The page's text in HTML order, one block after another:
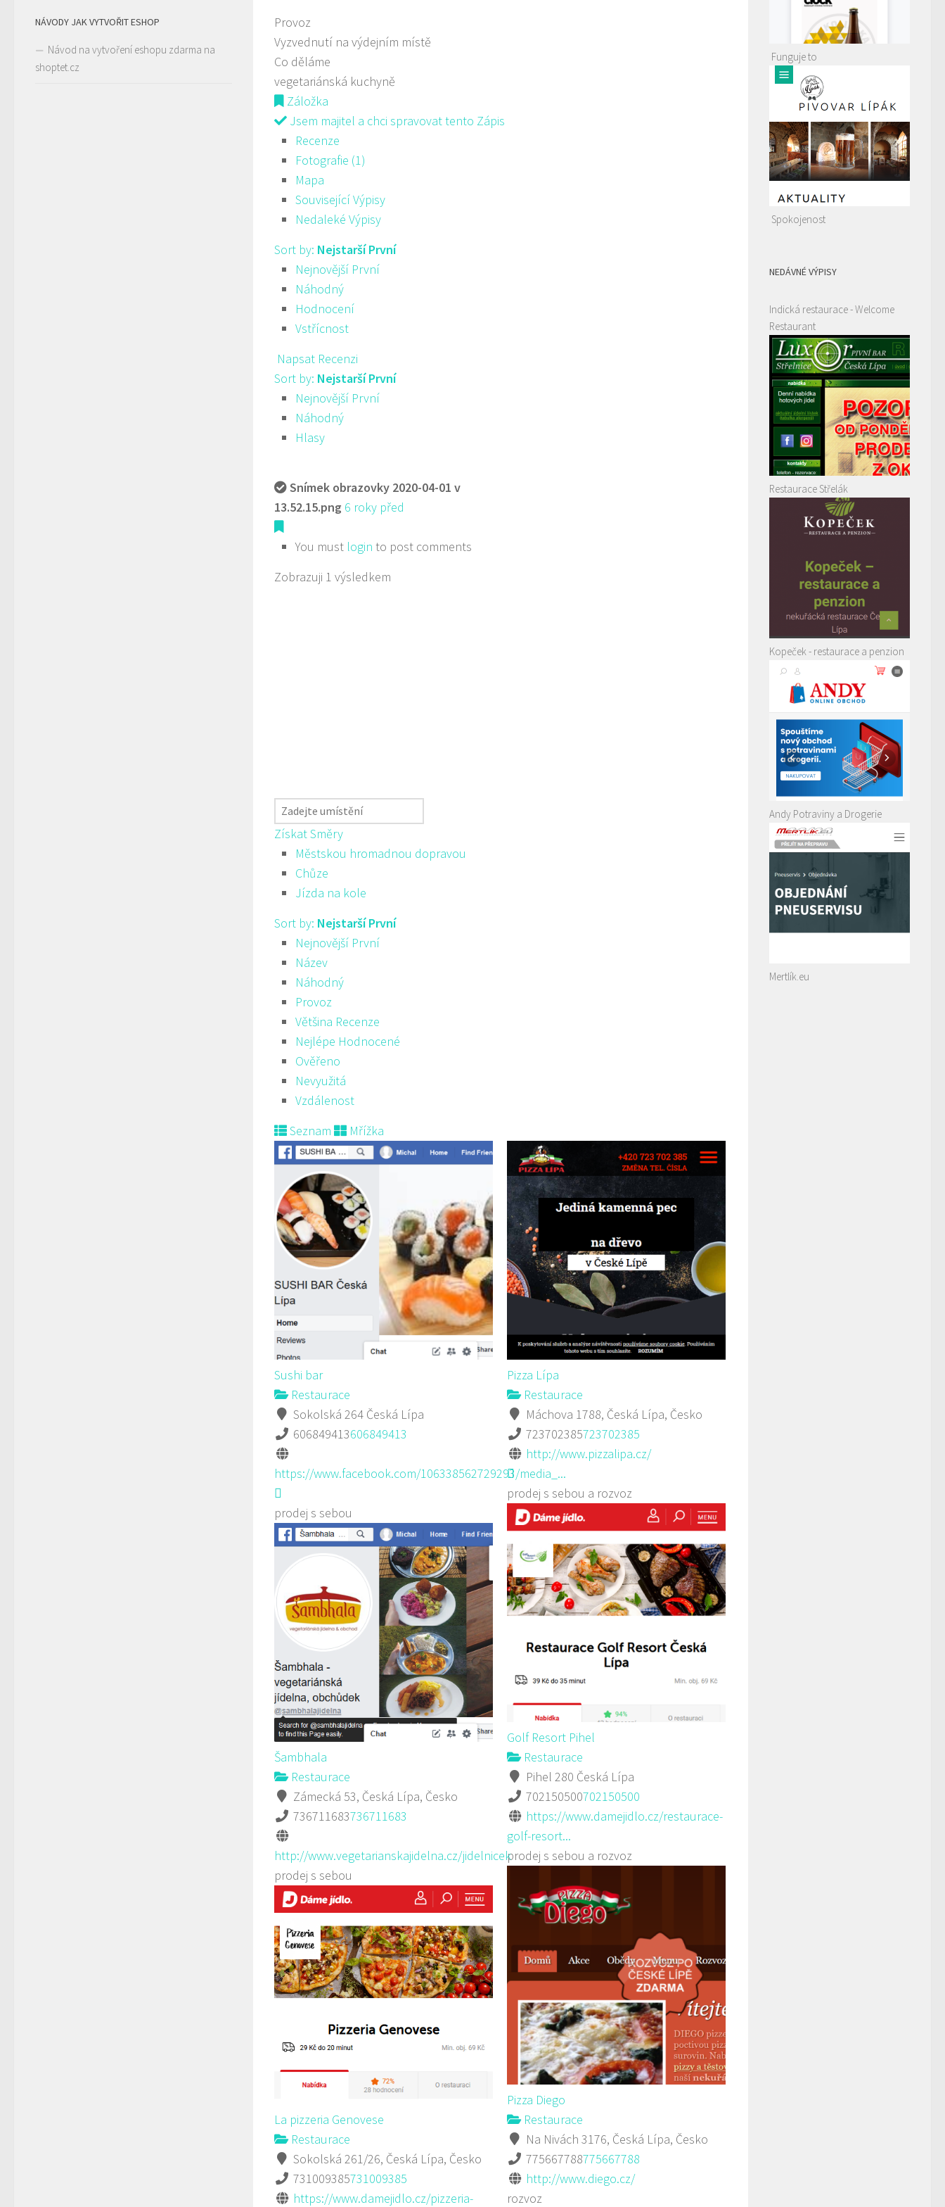
Provoz
Vyzvednutí na výdejním místě
Co děláme
vegetariánská kuchyně
Záložka
Jsem majitel a chci spravovat tento Zápis
Recenze
Fotografie (1)
Mapa
Související Výpisy
Nedaleké Výpisy
Sort by: Nejstarší První
Nejnovější První
Náhodný
Hodnocení
Vstřícnost
Napsat Recenzi
Sort by: Nejstarší První
Nejnovější První
Náhodný
Hlasy
Snímek obrazovky 2020-04-01 v
13.52.15.png 6 roky před
You must login to post comments
Zobrazuji 1 výsledkem
Získat Směry
Městskou hromadnou dopravou
Chůze
Jízda na kole
Sort by: Nejstarší První
Nejnovější První
Název
Náhodný
Provoz
Většina Recenze
Nejlépe Hodnocené
Ověřeno
Nevyužitá
Vzdálenost
Seznam
Mřížka
Sushi bar
Restaurace
Sokolská 264 Česká Lípa
606849413606849413
https://www.facebook.com/106338562729293/media_...
prodej s sebou
Pizza Lípa
Restaurace
Máchova 1788, Česká Lípa, Česko
723702385723702385
http://www.pizzalipa.cz/
prodej s sebou a rozvoz
Golf Resort Pihel
Restaurace
Pihel 280 Česká Lípa
702150500702150500
https://www.damejidlo.cz/restaurace-
golf-resort...
prodej s sebou a rozvoz
Šambhala
Restaurace
Zámecká 53, Česká Lípa, Česko
736711683736711683
http://www.vegetarianskajidelna.cz/jidelnicek
prodej s sebou
Pizza Diego
Restaurace
Na Nivách 3176, Česká Lípa, Česko
775667788775667788
http://www.diego.cz/
rozvoz
La pizzeria Genovese
Restaurace
Sokolská 261/26, Česká Lípa, Česko
731009385731009385
https://www.damejidlo.cz/pizzeria-
NÁVODY JAK VYTVOŘIT ESHOP
Návod na vytvoření eshopu zdarma na
shoptet.cz
Funguje to
Spokojenost
NEDÁVNÉ VÝPISY
Indická restaurace - Welcome
Restaurant
Restaurace Střelák
Kopeček - restaurace a penzion
Andy Potraviny a Drogerie
Mertlík.eu